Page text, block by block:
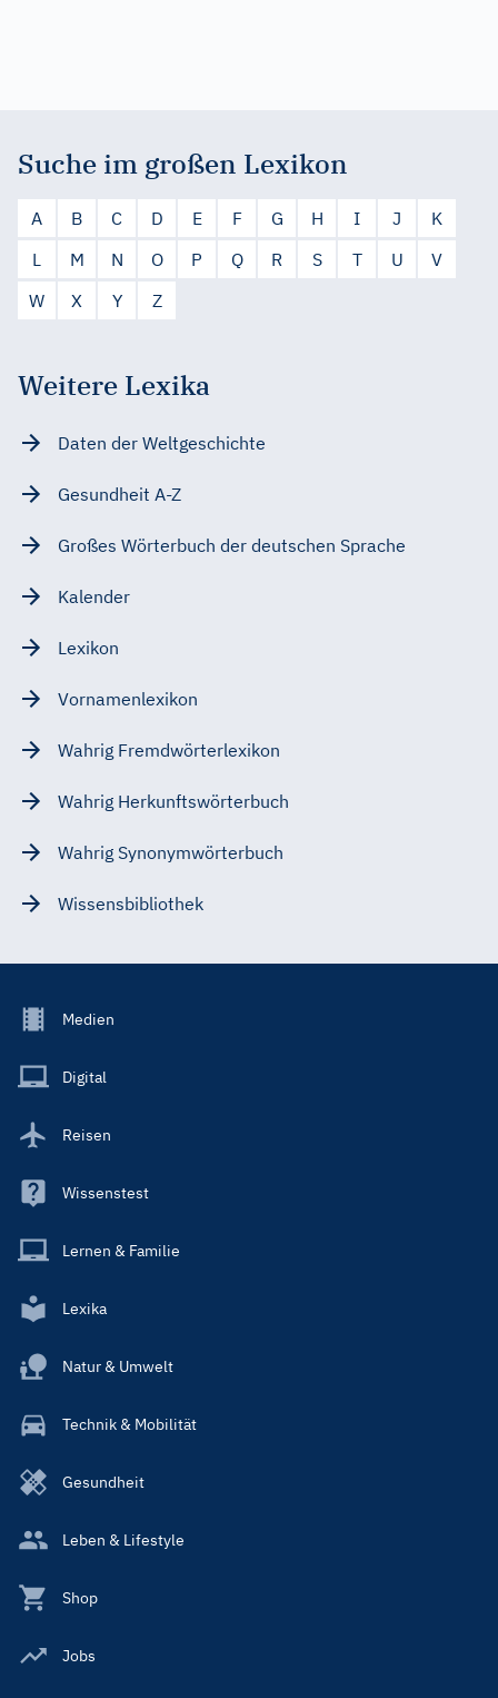
Suche im großen Lexikon
A B C D E F G H I J
K
L
M N O P Q R S T U
V
W
X Y Z
Weitere Lexika
Daten der Weltgeschichte
Gesundheit A-Z
Großes Wörterbuch der deutschen Sprache
Kalender
Lexikon
Vornamenlexikon
Wahrig Fremdwörterlexikon
Wahrig Herkunftswörterbuch
Wahrig Synonymwörterbuch
Wissensbibliothek
Footer
Main
Medien
Digital
Reisen
Wissenstest
Lernen & Familie
Lexika
Natur & Umwelt
Technik & Mobilität
Gesundheit
Leben & Lifestyle
Shop
Jobs